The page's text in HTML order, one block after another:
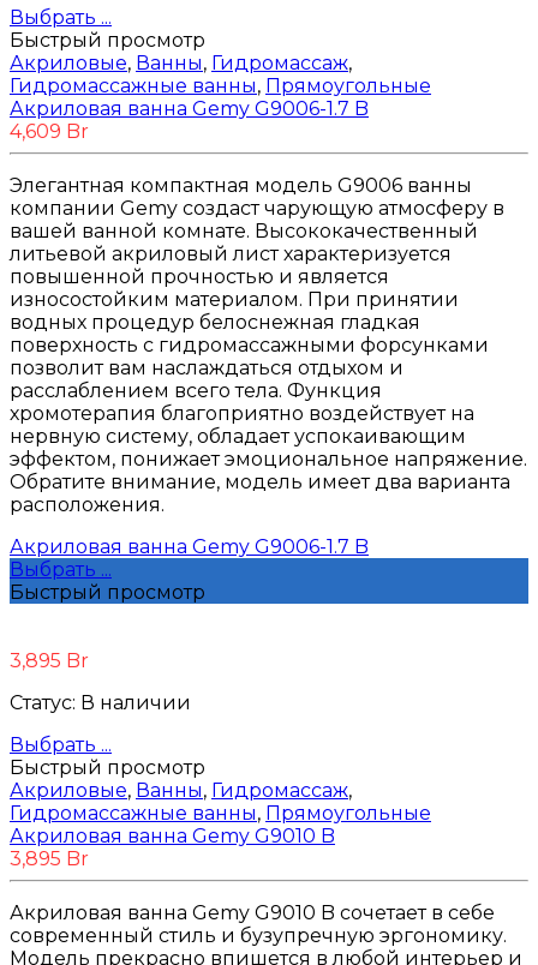
Универсал
Выбрать ...
Быстрый просмотр
Акриловые, Ванны, Гидромассаж,
Гидромассажные ванны, Прямоугольные
Акриловая ванна Gemy G9006-1.7 B
4,609 Br
Элегантная компактная модель G9006 ванны
компании Gemy создаст чарующую атмосферу в
вашей ванной комнате. Высококачественный
литьевой акриловый лист характеризуется
повышенной прочностью и является
износостойким материалом. При принятии
водных процедур белоснежная гладкая
поверхность с гидромассажными форсунками
позволит вам наслаждаться отдыхом и
расслаблением всего тела. Функция
хромотерапия благоприятно воздействует на
нервную систему, обладает успокаивающим
эффектом, понижает эмоциональное напряжение.
Обратите внимание, модель имеет два варианта
расположения.
Акриловая ванна Gemy G9006-1.7 B
Выбрать ...
Быстрый просмотр
3,895 Br
Статус: В наличии
Выбрать ...
Быстрый просмотр
Акриловые, Ванны, Гидромассаж,
Гидромассажные ванны, Прямоугольные
Акриловая ванна Gemy G9010 B
3,895 Br
Акриловая ванна Gemy G9010 B сочетает в себе
современный стиль и бузупречную эргономику.
Модель прекрасно впишется в любой интерьер и